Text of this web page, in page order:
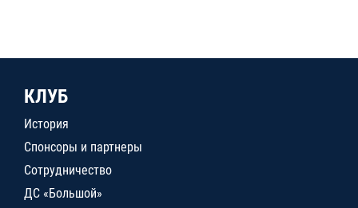
КЛУБ
История
Спонсоры и партнеры
Сотрудничество
ДС «Большой»